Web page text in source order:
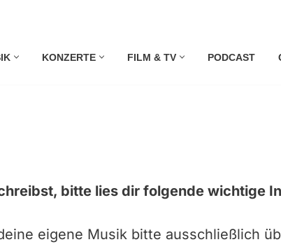
KONZERTE FILM & TV PODCAST
bitte lies dir folgende wichtige
eigene Musik bitte ausschließlich